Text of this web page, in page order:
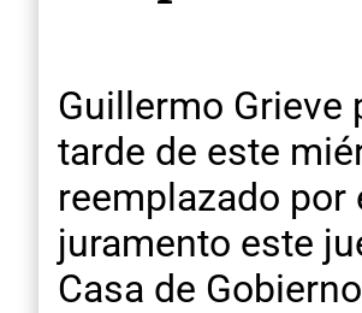
Guillermo
tarde de este
reemplazado por
juramento este
Casa de